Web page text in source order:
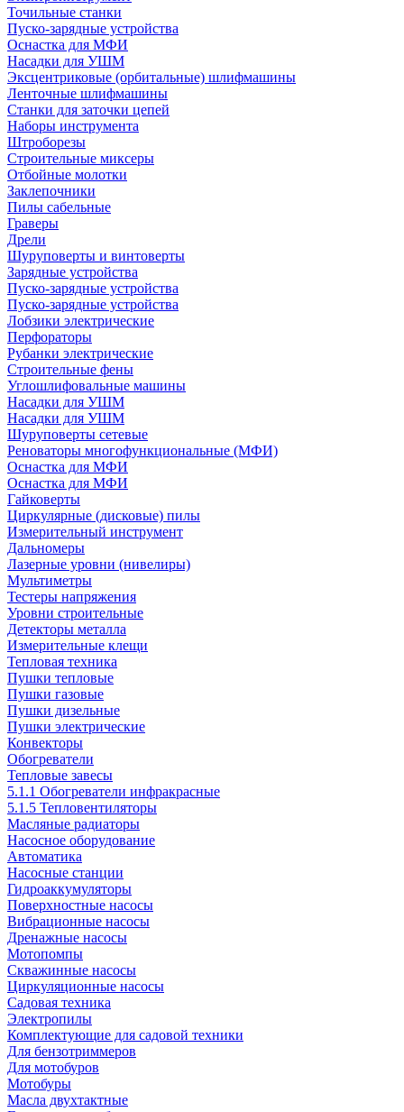
Точильные станки
Пуско-зарядные устройства
Оснастка для МФИ
Насадки для УШМ
Эксцентриковые (орбитальные) шлифмашины
Ленточные шлифмашины
Станки для заточки цепей
Наборы инструмента
Штроборезы
Строительные миксеры
Отбойные молотки
Заклепочники
Пилы сабельные
Граверы
Дрели
Шуруповерты и винтоверты
Зарядные устройства
Пуско-зарядные устройства
Пуско-зарядные устройства
Лобзики электрические
Перфораторы
Рубанки электрические
Строительные фены
Углошлифовальные машины
Насадки для УШМ
Насадки для УШМ
Шуруповерты сетевые
Реноваторы многофункциональные (МФИ)
Оснастка для МФИ
Оснастка для МФИ
Гайковерты
Циркулярные (дисковые) пилы
Измерительный инструмент
Дальномеры
Лазерные уровни (нивелиры)
Мультиметры
Тестеры напряжения
Уровни строительные
Детекторы металла
Измерительные клещи
Тепловая техника
Пушки тепловые
Пушки газовые
Пушки дизельные
Пушки электрические
Конвекторы
Обогреватели
Тепловые завесы
5.1.1 Обогреватели инфракрасные
5.1.5 Тепловентиляторы
Масляные радиаторы
Насосное оборудование
Автоматика
Насосные станции
Гидроаккумуляторы
Поверхностные насосы
Вибрационные насосы
Дренажные насосы
Мотопомпы
Скважинные насосы
Циркуляционные насосы
Садовая техника
Электропилы
Комплектующие для садовой техники
Для бензотриммеров
Для мотобуров
Мотобуры
Масла двухтактные